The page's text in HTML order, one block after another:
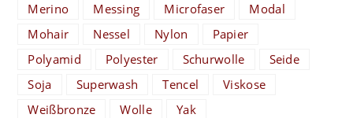
Merino
Messing Microfaser
Modal
Mohair
Nessel Nylon
Papier
Polyamid
Polyester Schurwolle
Seide
Soja
Superwash Tencel
Viskose
Weißbronze
Wolle Yak